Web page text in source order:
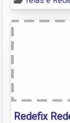
Redefix